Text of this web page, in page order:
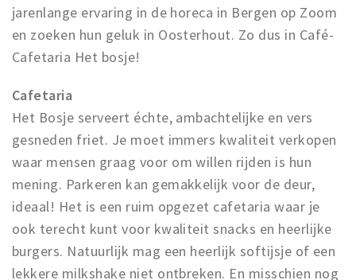
jarenlange ervaring in de horeca in Bergen op Zoom
en zoeken hun geluk in Oosterhout. Zo dus in Café-
Cafetaria Het bosje!
Cafetaria
Het Bosje serveert échte, ambachtelijke en vers
gesneden friet. Je moet immers kwaliteit verkopen
waar mensen graag voor om willen rijden is hun
mening. Parkeren kan gemakkelijk voor de deur,
ideaal! Het is een ruim opgezet cafetaria waar je
ook terecht kunt voor kwaliteit snacks en heerlijke
burgers. Natuurlijk mag een heerlijk softijsje of een
lekkere milkshake niet ontbreken. En misschien nog